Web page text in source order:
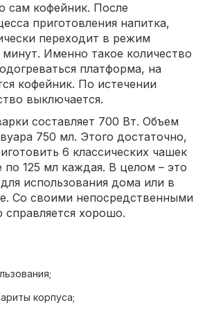
сам кофейник. После
приготовления напитка,
переходит в режим
Именно такое количество
платформа, на
кофейник. По истечении
выключается.
составляет 700 Вт. Объем
750 мл. Этого достаточно,
6 классических чашек
по 125 мл каждая. В целом – это
использования дома или в
Со своими непосредственными
справляется хорошо.
корпуса;